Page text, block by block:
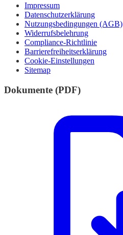
Impressum
Datenschutzerklärung
Nutzungsbedingungen (AGB)
Widerrufsbelehrung
Compliance-Richtlinie
Barrierefreiheitserklärung
Cookie-Einstellungen
Sitemap
Dokumente (PDF)